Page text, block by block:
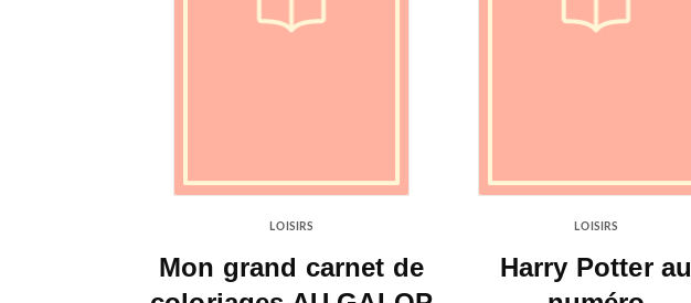
LOISIRS
Mon grand carnet de
LOISIRS
Harry Potter au